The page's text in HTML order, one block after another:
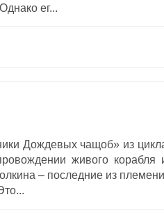
ег...
Дождевых чащоб» из
живого корабля
– последние из